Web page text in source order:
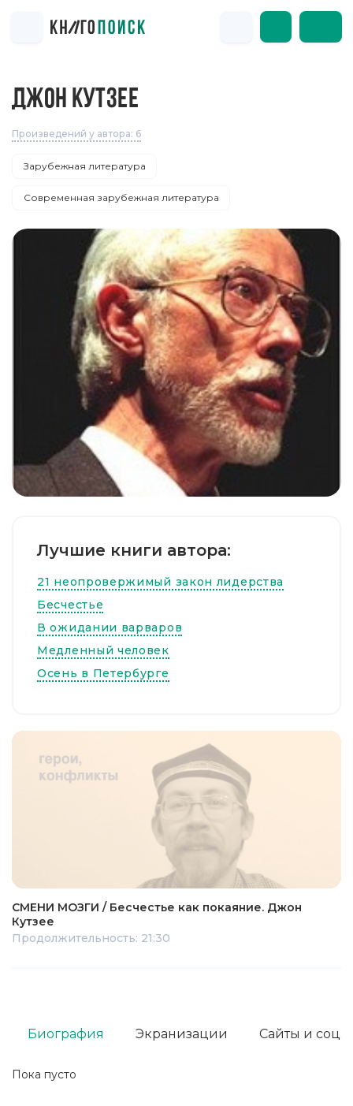
ДЖОН КУТЗЕЕ
Произведений у автора: 6
Зарубежная литература
Современная зарубежная литература
Лучшие книги автора:
21 неопровержимый закон лидерства
Бесчестье
В ожидании варваров
Медленный человек
Осень в Петербурге
СМЕНИ МОЗГИ / Бесчестье как покаяние. Джон
Кутзее
Продолжительность: 21:30
Пока пусто
Биография Экранизации Сайты и соц.